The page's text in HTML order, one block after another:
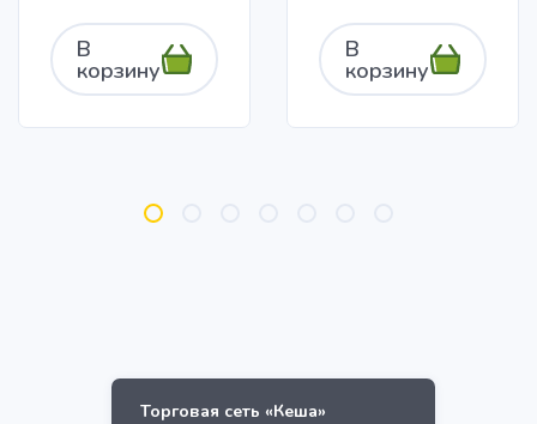
В
корзину
В
корзину
Торговая сеть «Кеша»